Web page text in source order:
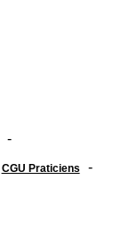
-
CGU Praticiens -